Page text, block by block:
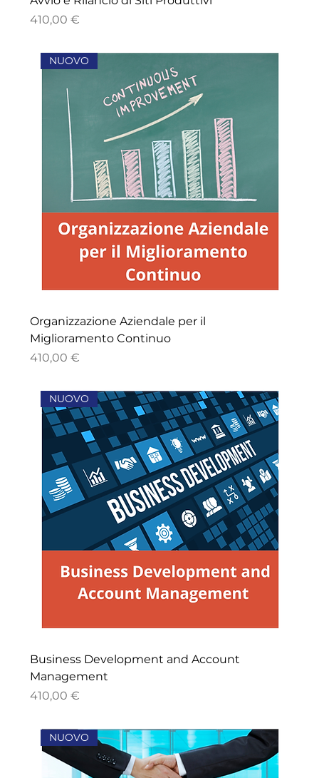
Prezzo
410,00 €
NUOVO
Organizzazione Aziendale per il
Miglioramento Continuo
Prezzo
410,00 €
NUOVO
Business Development and Account
Management
Prezzo
410,00 €
NUOVO